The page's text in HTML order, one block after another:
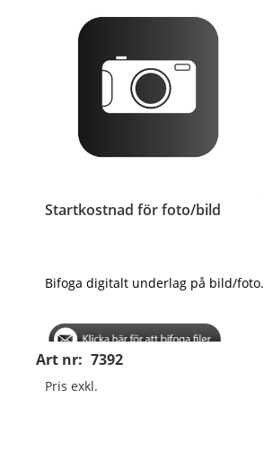
Startkostnad för foto/bild
Art nr: 7392
Bifoga digitalt underlag på bild/foto.
Pris exkl.